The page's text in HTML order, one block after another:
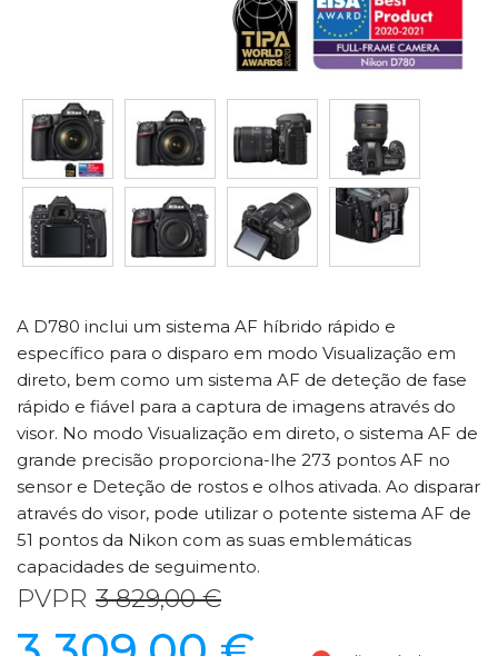
A D780 inclui um sistema AF híbrido rápido e
específico para o disparo em modo Visualização em
direto, bem como um sistema AF de deteção de fase
rápido e fiável para a captura de imagens através do
visor. No modo Visualização em direto, o sistema AF de
grande precisão proporciona-lhe 273 pontos AF no
sensor e Deteção de rostos e olhos ativada. Ao disparar
através do visor, pode utilizar o potente sistema AF de
51 pontos da Nikon com as suas emblemáticas
capacidades de seguimento.
PVPR 3 829,00 €